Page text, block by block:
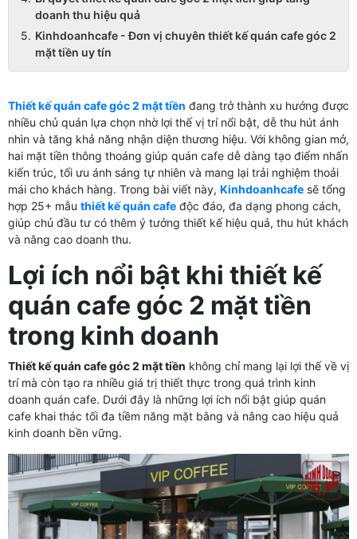
doanh thu hiệu quả
Kinhdoanhcafe - Đơn vị chuyên thiết kế quán cafe góc 2
mặt tiền uy tín
Thiết kế quán cafe góc 2 mặt tiền đang trở thành xu hướng được
nhiều chủ quán lựa chọn nhờ lợi thế vị trí nổi bật, dễ thu hút ánh
nhìn và tăng khả năng nhận diện thương hiệu. Với không gian mở,
hai mặt tiền thông thoáng giúp quán cafe dễ dàng tạo điểm nhấn
kiến trúc, tối ưu ánh sáng tự nhiên và mang lại trải nghiệm thoải
mái cho khách hàng. Trong bài viết này, Kinhdoanhcafe sẽ tổng
hợp 25+ mẫu thiết kế quán cafe độc đáo, đa dạng phong cách,
giúp chủ đầu tư có thêm ý tưởng thiết kế hiệu quả, thu hút khách
và nâng cao doanh thu.
Lợi ích nổi bật khi thiết kế
quán cafe góc 2 mặt tiền
trong kinh doanh
Thiết kế quán cafe góc 2 mặt tiền không chỉ mang lại lợi thế về vị
trí mà còn tạo ra nhiều giá trị thiết thực trong quá trình kinh
doanh quán cafe. Dưới đây là những lợi ích nổi bật giúp quán
cafe khai thác tối đa tiềm năng mặt bằng và nâng cao hiệu quả
kinh doanh bền vững.